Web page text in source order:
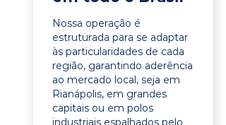
Nossa operação é
estruturada para se adaptar
às particularidades de cada
região, garantindo aderência
ao mercado local, seja em
Rianápolis, em grandes
capitais ou em polos
industriais espalhados pelo